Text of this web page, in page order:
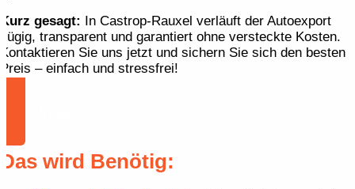
Kurz gesagt: In Castrop-Rauxel verläuft der Autoexport
zügig, transparent und garantiert ohne versteckte Kosten.
Kontaktieren Sie uns jetzt und sichern Sie sich den besten
Preis – einfach und stressfrei!
Das wird Benötig: